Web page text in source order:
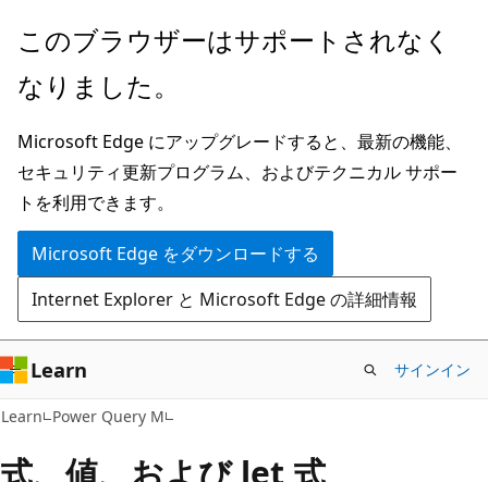
メ
ン
ン
テ
ン
ツ
に
ス
キ
ッ
プ
このブラウザーはサポートされなく
なりました。
Microsoft Edge にアップグレードすると、最新の機能、
セキュリティ更新プログラム、およびテクニカル サポー
トを利用できます。
Microsoft Edge をダウンロードする
Internet Explorer と Microsoft Edge の詳細情報
Learn サインイン
Learn Power Query M
式、値、および let 式